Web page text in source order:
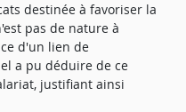
destinée à favoriser la
pas de nature à
d'un lien de
a pu déduire de ce
justifiant ainsi